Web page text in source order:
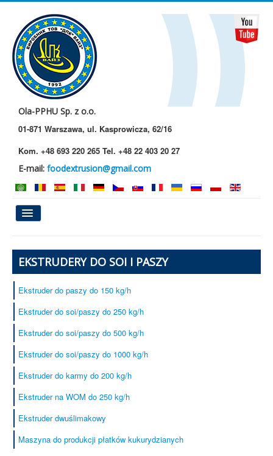
Ola-PPHU Sp. z o.o.
01-871 Warszawa, ul. Kasprowicza, 62/16
Kom. +48 693 220 265 Tel. +48 22 403 20 27
E-mail: foodextrusion@gmail.com
O Nas
Serwis
Certyfikaty
Referencje
Kontakt
Usługi pakowania produktów sypkich
EKSTRUDERY DO SOI I PASZY
Ekstruder do paszy do 150 kg/h
Ekstruder do soi/paszy do 250 kg/h
Ekstruder do soi/paszy do 500 kg/h
Ekstruder do soi/paszy do 1000 kg/h
Ekstruder do karmy do 200 kg/h
Ekstruder na WOM do 250 kg/h
Ekstruder dwuślimakowy
Maszyna do produkcji płatków kukurydzianych